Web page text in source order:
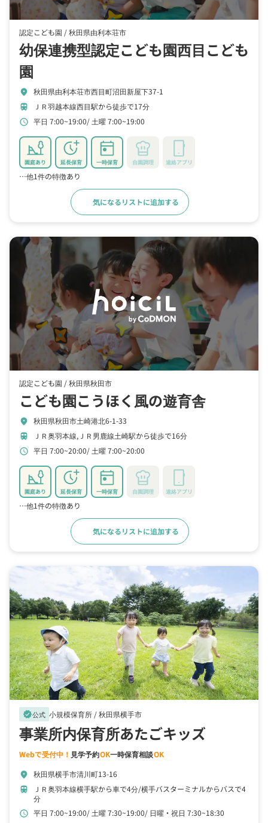
認定こども園 /秋田県由利本荘市
幼保連携型認定こども園西目こども
園
location_on 秋田県由利本荘市西目町沼田新屋下37-1
train ＪＲ羽越本線西目駅から徒歩で17分
schedule 平日 7:00~19:00 土曜 7:00~19:00
園庭あり 延長保育 一時保育 自園調理 連絡アプリ
…他1件の特徴あり
気になるリストに追加する
認定こども園 /秋田県秋田市
こども園こうほく風の遊育舎
location_on 秋田県秋田市土崎港北6-1-33
train ＪＲ奥羽本線,ＪＲ男鹿線土崎駅から徒歩で16分
schedule 平日 7:00~20:00 土曜 7:00~20:00
園庭あり 延長保育 一時保育 自園調理 連絡アプリ
…他1件の特徴あり
気になるリストに追加する
verified公式 小規模保育所 /秋田県横手市
事業所内保育所あたごキッズ
Webで受付中！ 見学予約OK一時保育相談OK
location_on 秋田県横手市清川町13-16
train ＪＲ奥羽本線横手駅から車で4分 横手バスターミナルからバスで4
分
schedule 平日 7:00~19:00 土曜 7:30~19:00 日曜・祝日 7:30~18:30